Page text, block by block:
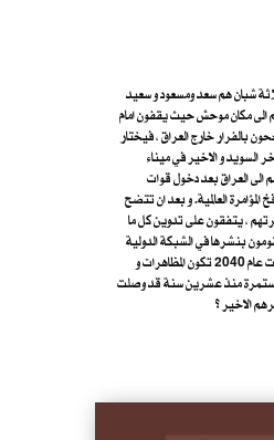
شبان هم سعد ومسعود و سعيد
الى مكان موحش حيث يقفون امام
بالفرار خارج العراق ، فيختار
السويد و الاخير في ميناء
العراق بعد دخول قوات
العالمية. و بعد ان تتضح
، يتفقون على تدوين كل ما
بنشرها في الشبكة الدولية
للمعلومات. في ذلك الوقت عام 2040 تكون المظاهرات و
منذ عشرين سنة قد وصلت
الاخير ؟